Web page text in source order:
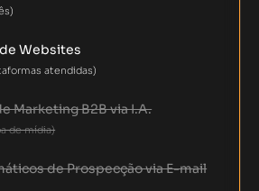
Websites
atendidas)
Marketing B2B via I.A.
de mídia)
de Prospecção via E-mail